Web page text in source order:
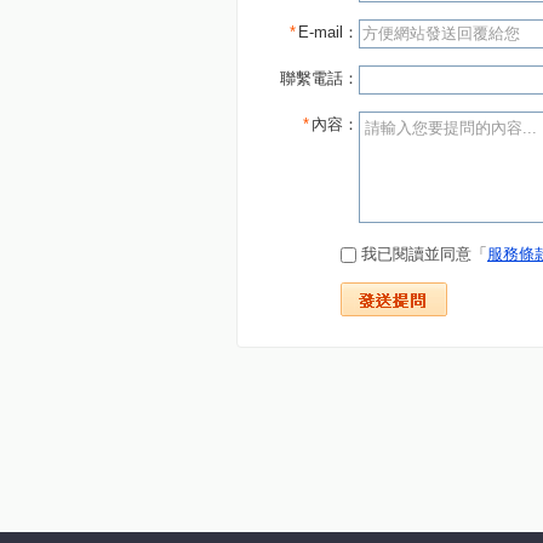
* E-mail：
聯繫電話：
* 內容：
我已閱讀並同意「 服務條